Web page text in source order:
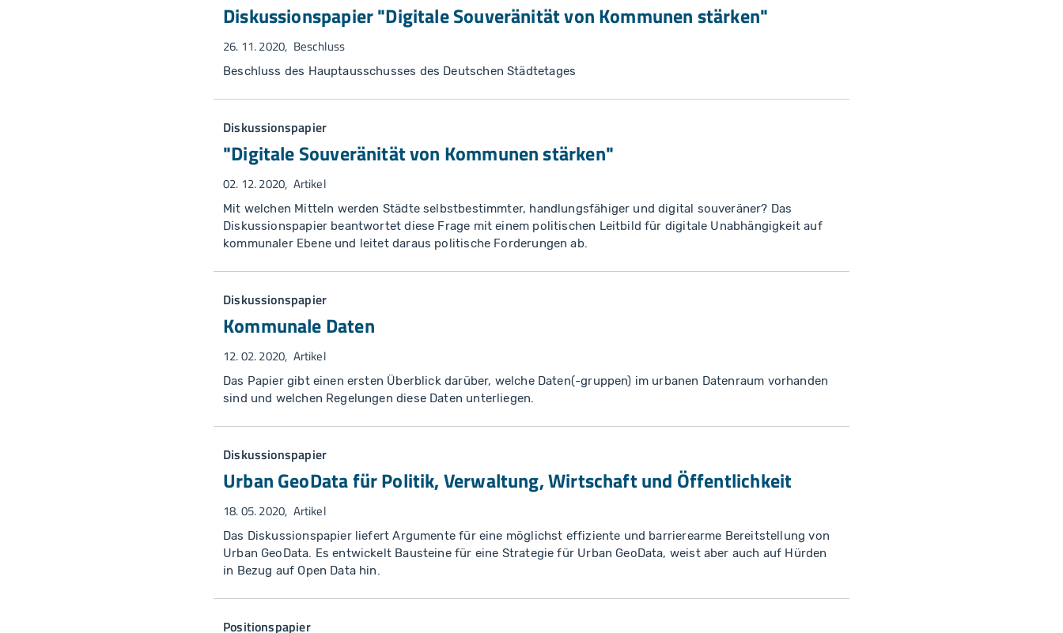
Diskussionspapier "Digitale Souveränität von Kommunen stärken"
26. 11. 2020 Beschluss
Beschluss des Hauptausschusses des Deutschen Städtetages
Diskussionspapier
"Digitale Souveränität von Kommunen stärken"
02. 12. 2020 Artikel
Mit welchen Mitteln werden Städte selbstbestimmter, handlungsfähiger und digital souveräner? Das
Diskussionspapier beantwortet diese Frage mit einem politischen Leitbild für digitale Unabhängigkeit auf
kommunaler Ebene und leitet daraus politische Forderungen ab.
Diskussionspapier
Kommunale Daten
12. 02. 2020 Artikel
Das Papier gibt einen ersten Überblick darüber, welche Daten(-gruppen) im urbanen Datenraum vorhanden
sind und welchen Regelungen diese Daten unterliegen.
Diskussionspapier
Urban GeoData für Politik, Verwaltung, Wirtschaft und Öffentlichkeit
18. 05. 2020 Artikel
Das Diskussionspapier liefert Argumente für eine möglichst effiziente und barrierearme Bereitstellung von
Urban GeoData. Es entwickelt Bausteine für eine Strategie für Urban GeoData, weist aber auch auf Hürden
in Bezug auf Open Data hin.
Positionspapier